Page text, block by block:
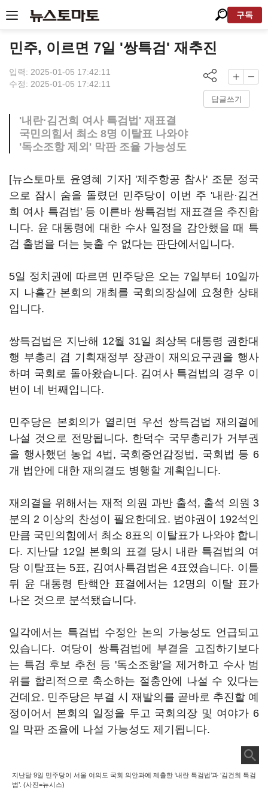
구독
민주, 이르면 7일 '쌍특검' 재추진
입력: 2025-01-05 17:42:11
수정: 2025-01-05 17:42:11
답글쓰기
'내란·김건희 여사 특검법' 재표결
국민의힘서 최소 8명 이탈표 나와야
'독소조항 제외' 막판 조율 가능성도
[뉴스토마토 윤영혜 기자] '제주항공 참사' 조문 정국
으로 잠시 숨을 돌렸던 민주당이 이번 주 '내란·김건
희 여사 특검법' 등 이른바 쌍특검법 재표결을 추진합
니다. 윤 대통령에 대한 수사 일정을 감안했을 때 특
검 출범을 더는 늦출 수 없다는 판단에서입니다.
5일 정치권에 따르면 민주당은 오는 7일부터 10일까
지 나흘간 본회의 개최를 국회의장실에 요청한 상태
입니다.
쌍특검법은 지난해 12월 31일 최상목 대통령 권한대
행 부총리 겸 기획재정부 장관이 재의요구권을 행사
하며 국회로 돌아왔습니다. 김여사 특검법의 경우 이
번이 네 번째입니다.
민주당은 본회의가 열리면 우선 쌍특검법 재의결에
나설 것으로 전망됩니다. 한덕수 국무총리가 거부권
을 행사했던 농업 4법, 국회증언감정법, 국회법 등 6
개 법안에 대한 재의결도 병행할 계획입니다.
재의결을 위해서는 재적 의원 과반 출석, 출석 의원 3
분의 2 이상의 찬성이 필요한데요. 범야권이 192석인
만큼 국민의힘에서 최소 8표의 이탈표가 나와야 합니
다. 지난달 12일 본회의 표결 당시 내란 특검법의 여
당 이탈표는 5표, 김여사특검법은 4표였습니다. 이틀
뒤 윤 대통령 탄핵안 표결에서는 12명의 이탈 표가
나온 것으로 분석됐습니다.
일각에서는 특검법 수정안 논의 가능성도 언급되고
있습니다. 여당이 쌍특검법에 부결을 고집하기보다
는 특검 후보 추천 등 '독소조항'을 제거하고 수사 범
위를 합리적으로 축소하는 절충안에 나설 수 있다는
건데요. 민주당은 부결 시 재발의를 곧바로 추진할 예
정이어서 본회의 일정을 두고 국회의장 및 여야가 6
일 막판 조율에 나설 가능성도 제기됩니다.
지난달 9일 민주당이 서울 여의도 국회 의안과에 제출한 ‘내란 특검법’과 ‘김건희 특검
법’. (사진=뉴시스)